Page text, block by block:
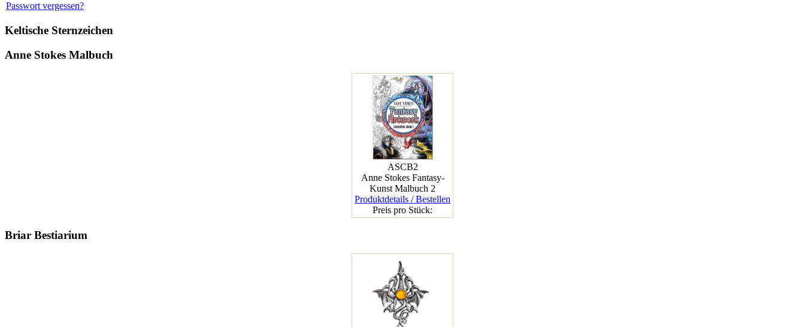
Passwort vergessen?
Keltische Sternzeichen
Anne Stokes Malbuch
ASCB2
Anne Stokes Fantasy-
Kunst Malbuch 2
Produktdetails / Bestellen
Preis pro Stück:
Briar Bestiarium